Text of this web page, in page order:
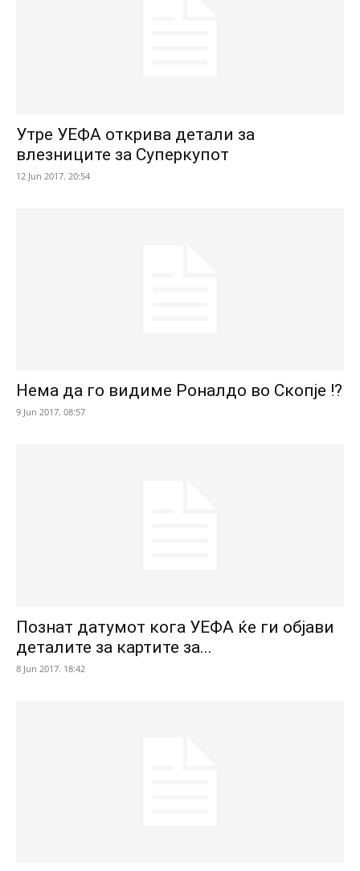
Утре УЕФА открива детали за
влезниците за Суперкупот
12 Jun 2017. 20:54
Нема да го видиме Роналдо во Скопје !?
9 Jun 2017. 08:57
Познат датумот кога УЕФА ќе ги објави
деталите за картите за...
8 Jun 2017. 18:42